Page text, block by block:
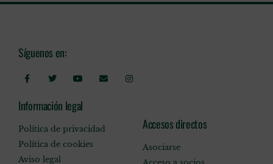
Síguenos en:
Información legal
Política de privacidad
Política de cookies
Aviso legal
Accesos directos
Asociarse